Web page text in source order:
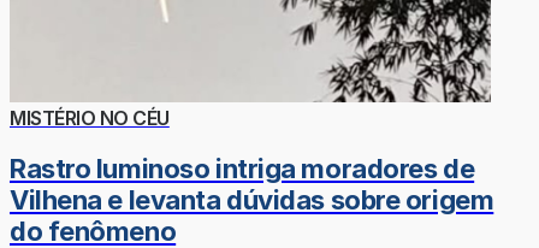
MISTÉRIO NO CÉU
Rastro luminoso intriga moradores de
Vilhena e levanta dúvidas sobre origem
do fenômeno